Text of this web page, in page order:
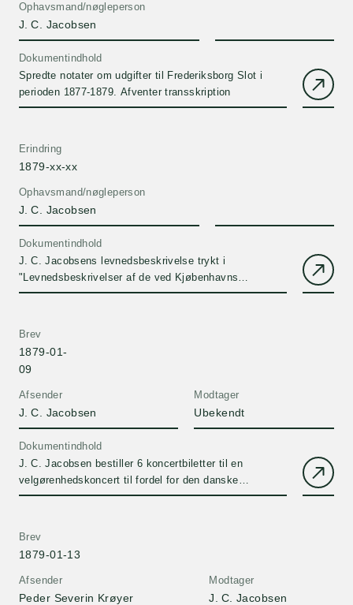
Ophavsmand/nøgleperson
J. C. Jacobsen
Dokumentindhold
Spredte notater om udgifter til Frederiksborg Slot i
perioden 1877-1879. Afventer transskription
Ophavsmand/nøgleperson
J. C. Jacobsen
Erindring
1879-xx-xx
Dokumentindhold
J. C. Jacobsens levnedsbeskrivelse trykt i
"Levnedsbeskrivelser af de ved Kjøbenhavns
Universitets Firehundredeaarsfest Promoverede
Afsender
J. C. Jacobsen
Brev
1879-01-
09
Modtager
Ubekendt
Dokumentindhold
J. C. Jacobsen bestiller 6 koncertbiletter til en
velgørenhedskoncert til fordel for den danske
menighed i Paris.
Afsender
Peder Severin Krøyer
Brev
1879-01-13
Modtager
J. C. Jacobsen